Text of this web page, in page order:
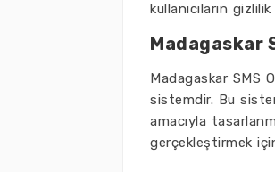
kullanıcıların
Madagaskar
Madagaskar SMS
sistemdir. Bu
amacıyla
gerçekleştirmek